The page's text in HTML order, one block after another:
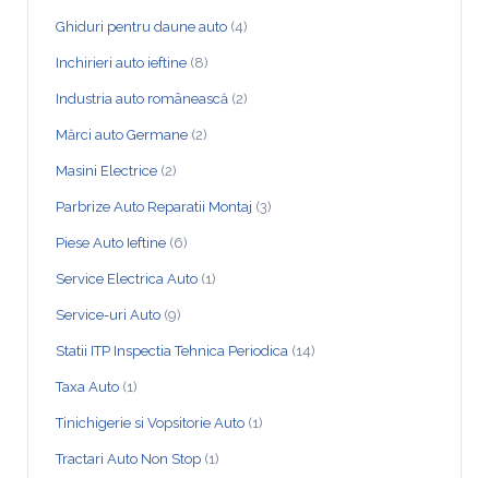
Ghiduri pentru daune auto (4)
Inchirieri auto ieftine (8)
Industria auto românească (2)
Mărci auto Germane (2)
Masini Electrice (2)
Parbrize Auto Reparatii Montaj (3)
Piese Auto Ieftine (6)
Service Electrica Auto (1)
Service-uri Auto (9)
Statii ITP Inspectia Tehnica Periodica (14)
Taxa Auto (1)
Tinichigerie si Vopsitorie Auto (1)
Tractari Auto Non Stop (1)